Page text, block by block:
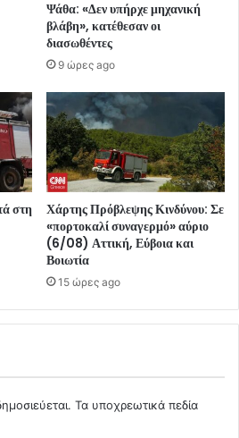
Ψάθα: «Δεν υπήρχε μηχανική
βλάβη», κατέθεσαν οι
διασωθέντες
9 ώρες ago
στη
Χάρτης Πρόβλεψης Κινδύνου: Σε
«πορτοκαλί συναγερμό» αύριο
(6/08) Αττική, Εύβοια και
Βοιωτία
15 ώρες ago
Τα υποχρεωτικά πεδία